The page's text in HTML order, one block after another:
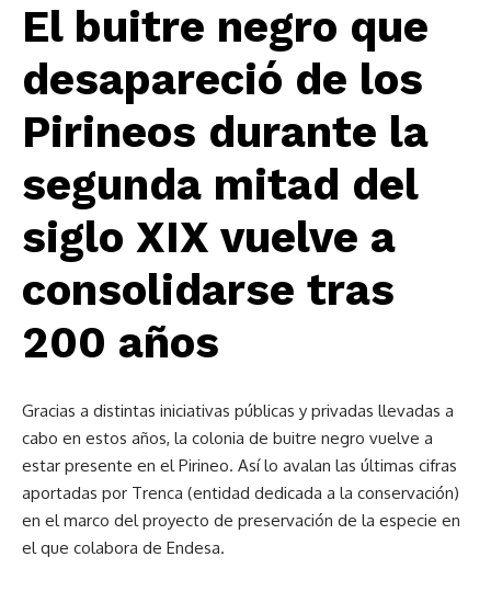
El buitre negro que
desapareció de los
Pirineos durante la
segunda mitad del
siglo XIX vuelve a
consolidarse tras
200 años
Gracias a distintas iniciativas públicas y privadas llevadas a
cabo en estos años, la colonia de buitre negro vuelve a
estar presente en el Pirineo. Así lo avalan las últimas cifras
aportadas por Trenca (entidad dedicada a la conservación)
en el marco del proyecto de preservación de la especie en
el que colabora de Endesa.